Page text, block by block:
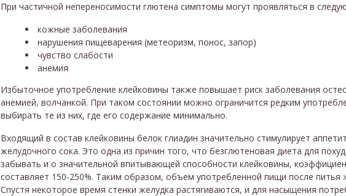
При частичной непереносимости глютена симптомы могут проявляться в
кожные заболевания
нарушения пищеварения (метеоризм, понос, запор)
чувство слабости
анемия
Избыточное употребление клейковины также повышает риск заболевания
анемией, волчанкой. При таком состоянии можно ограничится редким
выбирать те из них, где его содержание минимально.
Входящий в состав клейковины белок глиадин значительно стимулирует
желудочного сока. Это одна из причин того, что безглютеновая диета для
забывать и о значительной впитывающей способности клейковины,
составляет 150-250%. Таким образом, объем употребленной пищи после питья
Спустя некоторое время стенки желудка растягиваются, и для насыщения